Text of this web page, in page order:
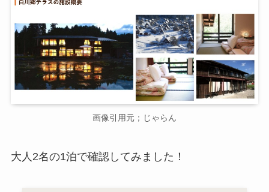
画像引用元；じゃらん
大人2名の1泊で確認してみました！